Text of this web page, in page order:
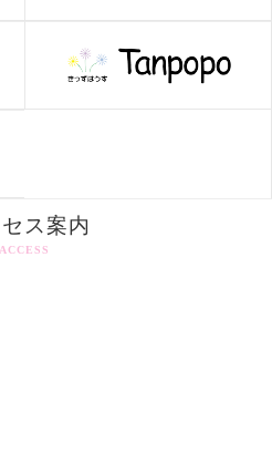
ス案内
ACCESS